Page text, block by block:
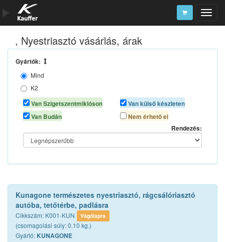
Szerszámkatalógus
Kosár
Alkatrészek
, Nyestriasztó vásárlás, árak
Gyártók:
Mind
K2
KUNAGONE
MOTIP
Van Szigetszentmiklóson
Van Budán
Van külső készleten
Nem érhető el
Rendezés:
Kunagone természetes nyestriasztó, rágcsálóriasztó
autóba, tetőtérbe, padlásra
Cikkszám: K001-KUN Vágólapra
(csomagolási súly: 0.10 kg.)
Gyártó: KUNAGONE